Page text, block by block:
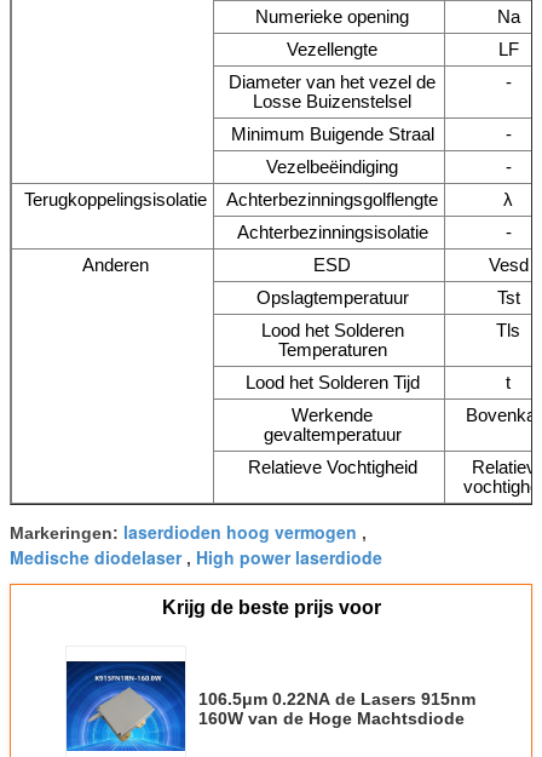
Numerieke opening
Na
Vezellengte
LF
Diameter van het vezel de
Losse Buizenstelsel
-
Minimum Buigende Straal
-
Vezelbeëindiging
-
Terugkoppelingsisolatie
Achterbezinningsgolflengte
λ
Achterbezinningsisolatie
-
Anderen
ESD
Vesd
Opslagtemperatuur
Tst
Lood het Solderen
Temperaturen
Tls
Lood het Solderen Tijd
t
Werkende
gevaltemperatuur
Relatieve Vochtigheid
Markeringen: laserdioden hoog vermogen ,
Medische diodelaser, High power laserdiode
Krijg de beste prijs voor
106.5μm 0.22NA de Lasers 915nm
160W van de Hoge Machtsdiode